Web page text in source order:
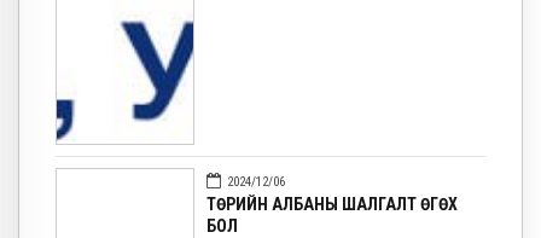
2024/12/06
ТӨРИЙН АЛБАНЫ ШАЛГАЛТ ӨГӨХ
БОЛ